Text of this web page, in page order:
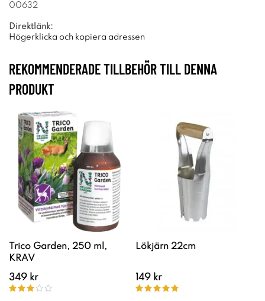
00632
Direktlänk:
Högerklicka och kopiera adressen
REKOMMENDERADE TILLBEHÖR TILL DENNA
PRODUKT
Trico Garden, 250 ml,
KRAV
349 kr
Lökjärn 22cm
149 kr